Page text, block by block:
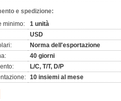
e spedizione:
minimo:
1 unità
USD
Norma dell'esportazione
40 giorni
L/C, T/T, D/P
10 insiemi al mese